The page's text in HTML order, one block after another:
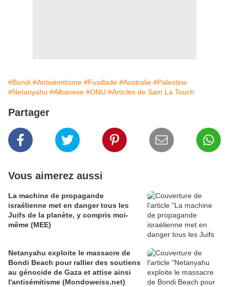
#Bondi #Antisémitisme #Fusillade #Australie #Palestine
#Netanyahu #Albanese #ONU #Articles de Sam La Touch
Partager
Vous aimerez aussi
La machine de propagande
israélienne met en danger tous les
Juifs de la planète, y compris moi-
même (MEE)
Netanyahu exploite le massacre de
Bondi Beach pour rallier des soutiens
au génocide de Gaza et attise ainsi
l'antisémitisme (Mondoweiss.net)